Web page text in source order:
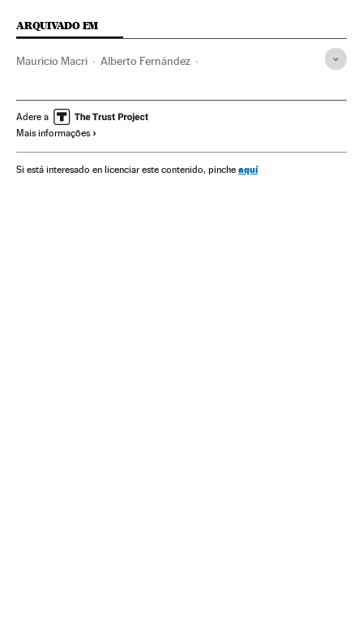
ARQUIVADO EM
Mauricio Macri Alberto Fernández
Argentina Peronismo Eleições
América Latina
Adere a
Mais informações
Si está interesado en licenciar este contenido, pinche aquí